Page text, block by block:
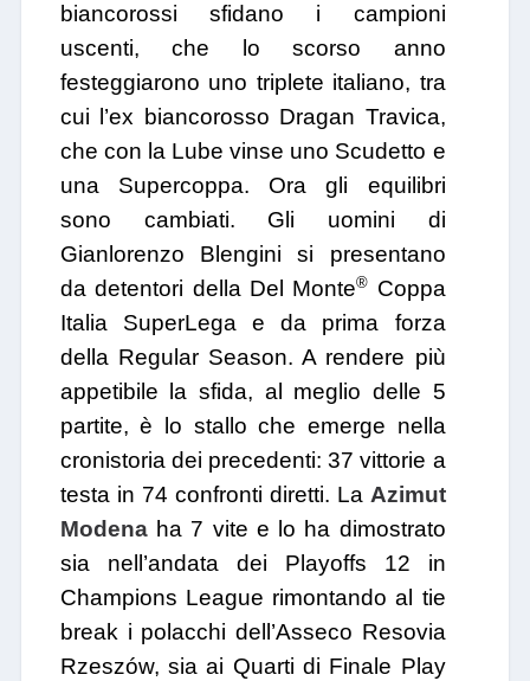
biancorossi sfidano i campioni
uscenti, che lo scorso anno
festeggiarono uno triplete italiano, tra
cui l’ex biancorosso Dragan Travica,
che con la Lube vinse uno Scudetto e
una Supercoppa. Ora gli equilibri
sono cambiati. Gli uomini di
Gianlorenzo Blengini si presentano
da detentori della Del Monte® Coppa
Italia SuperLega e da prima forza
della Regular Season. A rendere più
appetibile la sfida, al meglio delle 5
partite, è lo stallo che emerge nella
cronistoria dei precedenti: 37 vittorie a
testa in 74 confronti diretti. La Azimut
Modenaha 7 vite e lo ha dimostrato
sia nell’andata dei Playoffs 12 in
Champions League rimontando al tie
break i polacchi dell’Asseco Resovia
Rzeszów, sia ai Quarti di Finale Play